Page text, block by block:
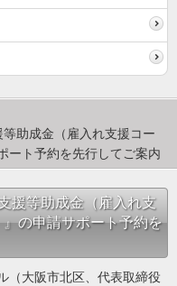
助成金（雇入れ支援コー
ート予約を先行してご案内
援等助成金（雇入れ支
の申請サポート予約を
（大阪市北区、代表取締役